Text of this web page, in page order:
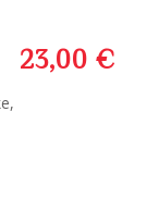
23,00 €